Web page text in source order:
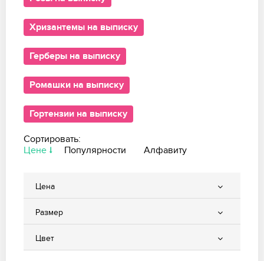
Хризантемы на выписку
Герберы на выписку
Ромашки на выписку
Гортензии на выписку
Сортировать:
Цене
Популярности Алфавиту
Цена
Размер
Цвет